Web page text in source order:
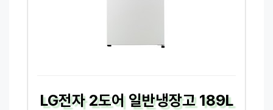
LG전자 2도어 일반냉장고 189L